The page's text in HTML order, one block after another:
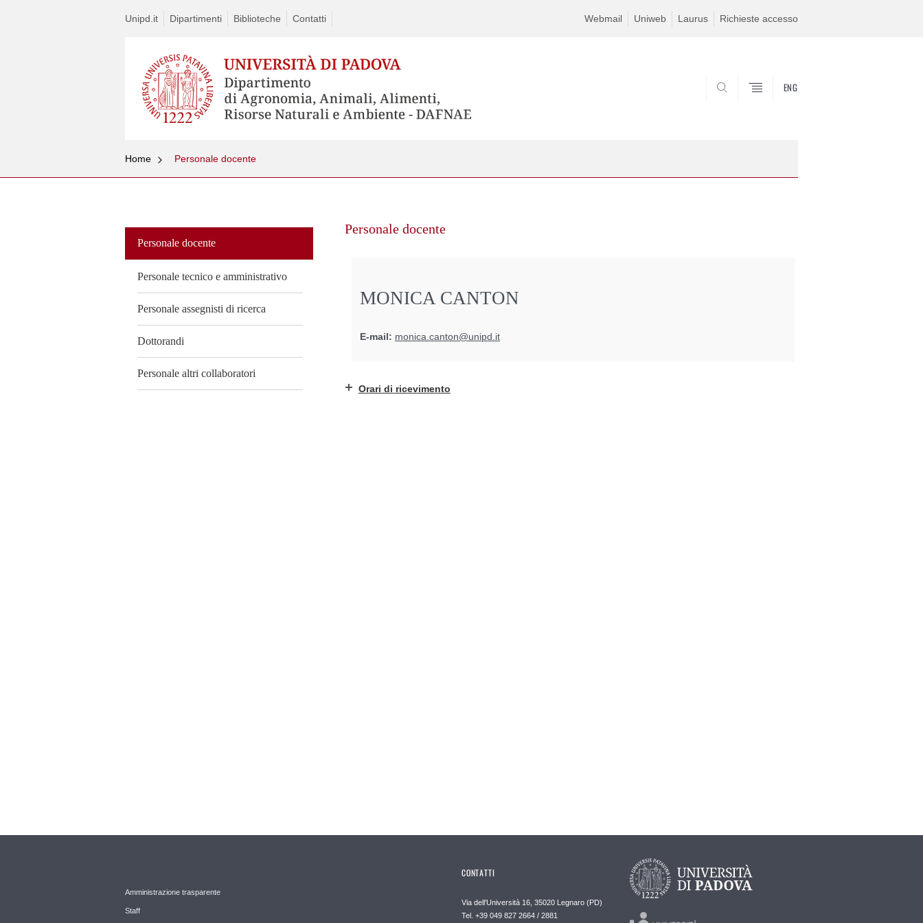
Unipd.it Dipartimenti Biblioteche Contatti Webmail Uniweb Laurus Richieste accesso
ENG
Home Personale docente
Personale docente
Personale tecnico e amministrativo
Personale assegnisti di ricerca
Dottorandi
Personale altri collaboratori
Personale docente
MONICA CANTON
E-mail: monica.canton@unipd.it
Orari di ricevimento
Amministrazione trasparente
Staff
CONTATTI
Via dell'Università 16, 35020 Legnaro (PD)
Tel. +39 049 827 2664 / 2881